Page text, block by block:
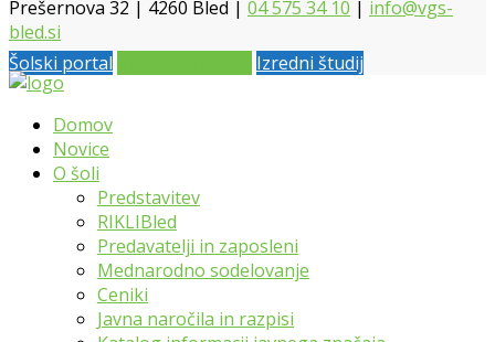
Prešernova 32 | 4260 Bled | 04 575 34 10 | info@vgs-
bled.si
Šolski portal
Izredni študij
Domov
Novice
O šoli
Predstavitev
RIKLIBled
Predavatelji in zaposleni
Mednarodno sodelovanje
Ceniki
Javna naročila in razpisi